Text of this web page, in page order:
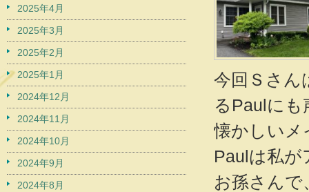
今回Ｓさん
るPaulに
懐かしいメ
Paulは私が
お孫さんで
2025年4月
2025年3月
2025年2月
2025年1月
2024年12月
2024年11月
2024年10月
2024年9月
2024年8月